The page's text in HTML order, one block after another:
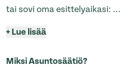
tai sovi oma esittelyaikasi: ...
+Lue lisää
Miksi Asuntosäätiö?